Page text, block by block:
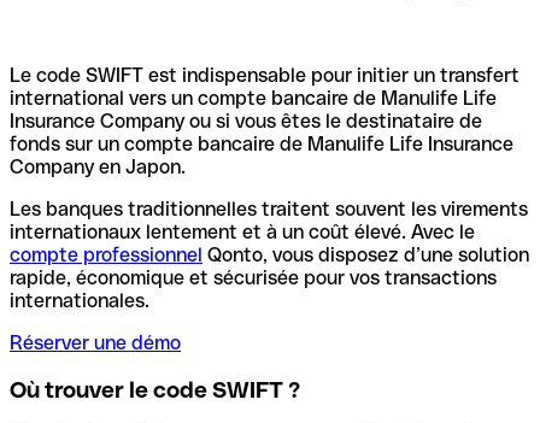
Le code SWIFT est indispensable pour initier un transfert
international vers un compte bancaire de Manulife Life
Insurance Company ou si vous êtes le destinataire de
fonds sur un compte bancaire de Manulife Life Insurance
Company en Japon.
Les banques traditionnelles traitent souvent les virements
internationaux lentement et à un coût élevé. Avec le
compte professionnel Qonto, vous disposez d’une solution
rapide, économique et sécurisée pour vos transactions
internationales.
Réserver une démo
Où trouver le code SWIFT ?